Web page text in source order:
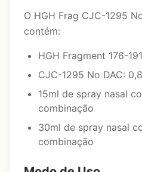
O HGH Frag CJC-1295
contém:
HGH Fragment 176-
CJC-1295 No DAC:
15ml de spray nasal
combinação
30ml de spray nasal
combinação